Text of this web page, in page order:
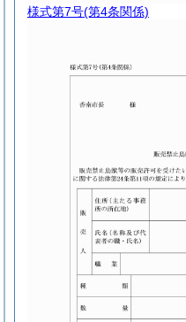
様式第7号(第4条関係)